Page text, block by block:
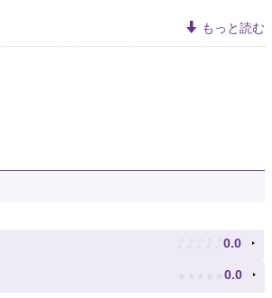
もっと読む
♪ ♪ ♪ ♪ ♪ 0.0
★ ★ ★ ★ ★ 0.0